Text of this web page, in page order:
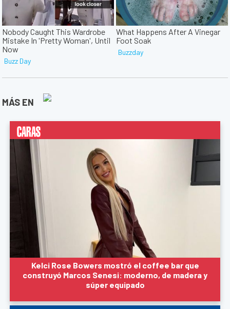
MÁS EN
Kelci Rose Bowers mostró el coffee bar que
construyó Marcos Senesi: moderno, de madera y
súper equipado